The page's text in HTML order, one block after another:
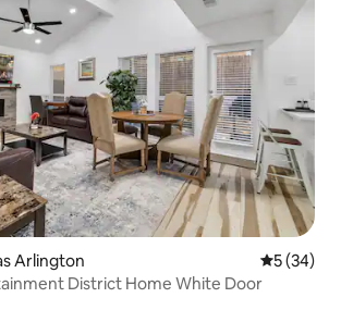
Arlington Keskmine
5 (34)
District Home White Door